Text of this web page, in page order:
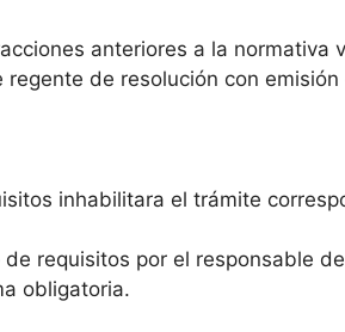
anteriores a la normativa
de resolución con
inhabilitara el trámite
requisitos por el responsable
obligatoria.